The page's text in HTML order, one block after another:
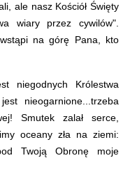
ale nasz Kościół Święty
wiary przez cywilów".
wstąpi na górę Pana, kto
Królestwa
nieogarnione...trzeba
Smutek zalał serce,
oceany zła na ziemi:
Twoją Obronę moje